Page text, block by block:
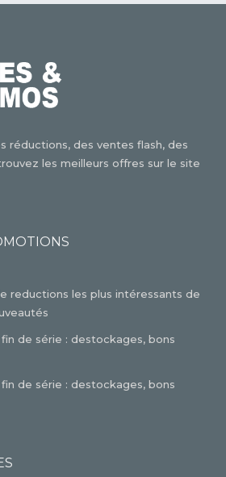
réductions, des ventes flash, des
les meilleurs offres sur le site
reductions les plus intéressants de
de série : destockages, bons
de série : destockages, bons